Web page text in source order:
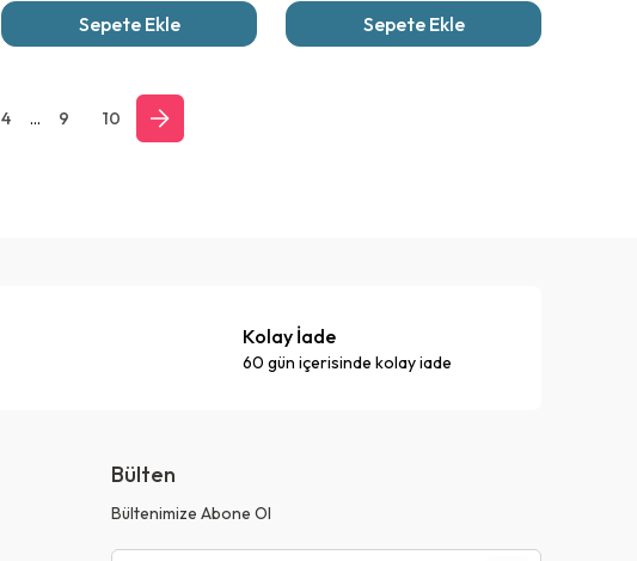
Sepete Ekle Sepete Ekle
4 ... 9 10
Kolay İade
60 gün içerisinde kolay iade
Bülten
Bültenimize Abone Ol